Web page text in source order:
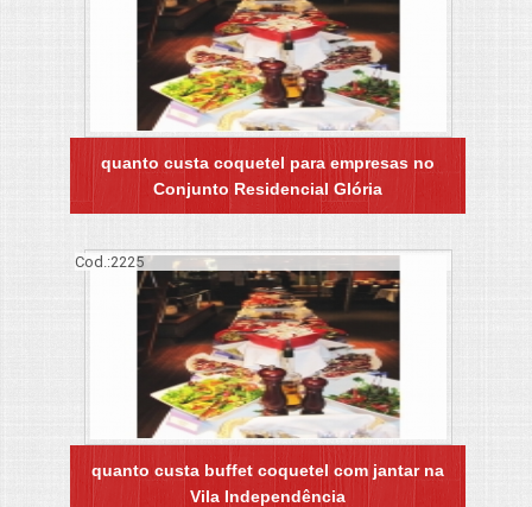
quanto custa coquetel para empresas no
Conjunto Residencial Glória
Cod.:2225
quanto custa buffet coquetel com jantar na
Vila Independência